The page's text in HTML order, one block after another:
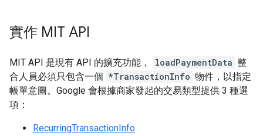
實作 MIT API
MIT API 是現有 API 的擴充功能， loadPaymentData 整
合人員必須只包含一個 *TransactionInfo 物件，以指定
帳單意圖。Google 會根據商家發起的交易類型提供 3 種選
項：
RecurringTransactionInfo